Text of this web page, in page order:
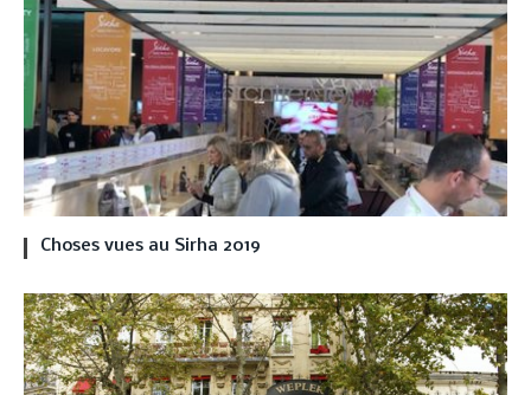
Choses vues au Sirha 2019